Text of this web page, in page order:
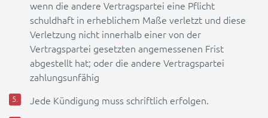
wenn die andere Vertragspartei eine Pflicht
schuldhaft in erheblichem Maße verletzt und diese
Verletzung nicht innerhalb einer von der
Vertragspartei gesetzten angemessenen Frist
abgestellt hat; oder die andere Vertragspartei
zahlungsunfähig
Jede Kündigung muss schriftlich erfolgen.